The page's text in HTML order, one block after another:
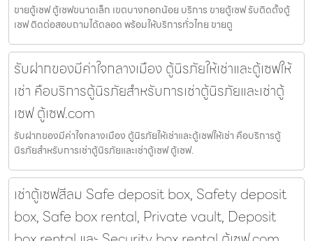
ขายตู้เซฟ ตู้เซฟขนาดเล็ก เขตบางกอกน้อย บริการ ขายตู้เซฟ รับติดตั้งตู้
เซฟ ติดต่อสอบถามได้ตลอด พร้อมให้บริการทั่วไทย ขายตู
รับฝากของมีค่าใจกลางเมือง ตู้นิรภัยให้เช่าและตู้เซฟให้
เช่า คือบริการตู้นิรภัยสำหรับการเช่าตู้นิรภัยและเช่าตู้
เซฟ ตู้เซฟ.com
รับฝากของมีค่าใจกลางเมือง ตู้นิรภัยให้เช่าและตู้เซฟให้เช่า คือบริการตู้
นิรภัยสำหรับการเช่าตู้นิรภัยและเช่าตู้เซฟ ตู้เซฟ.
เช่าตู้เซฟสีลม Safe deposit box, Safety deposit
box, Safe box rental, Private vault, Deposit